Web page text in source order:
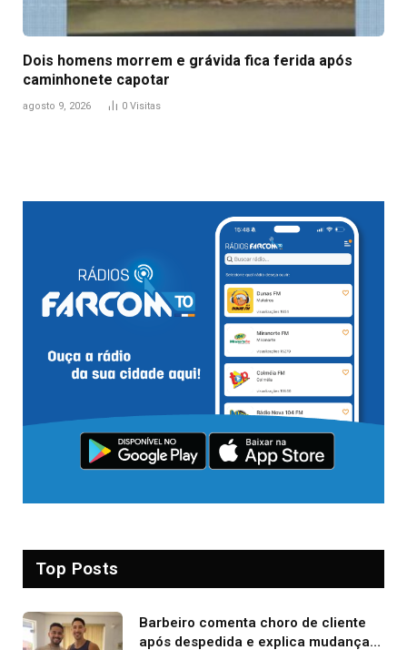
Dois homens morrem e grávida fica ferida após
caminhonete capotar
agosto 9, 2026 0 Visitas
Top Posts
Barbeiro comenta choro de cliente
após despedida e explica mudança